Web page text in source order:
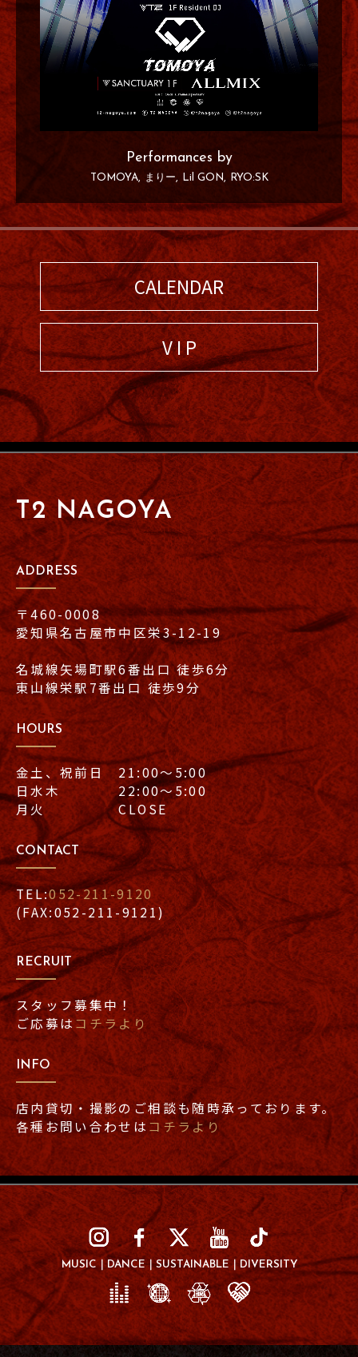
Performances by
TOMOYA まりー Lil GON RYO:SK
CALENDAR
V I P
T2 NAGOYA
ADDRESS
〒460-0008
愛知県名古屋市中区栄3-12-19
名城線矢場町駅6番出口 徒歩6分
東山線栄駅7番出口 徒歩9分
HOURS
金土、祝前日 21:00〜5:00
日水木 22:00〜5:00
月火 CLOSE
CONTACT
TEL:052-211-9120
(FAX:052-211-9121)
RECRUIT
スタッフ募集中！
ご応募はコチラより
INFO
店内貸切・撮影のご相談も随時承っております。
各種お問い合わせはコチラより
MUSIC DANCE SUSTAINABLE DIVERSITY